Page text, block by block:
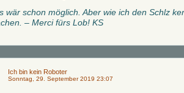
wär schon möglich. Aber wie ich den Schlz
– Merci fürs Lob! KS
Ich bin kein Roboter
Sonntag, 29. September 2019 23:07